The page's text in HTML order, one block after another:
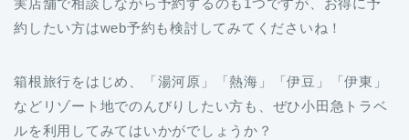
実店舗で相談しながら予約するのも1つですが、お得に予
約したい方はweb予約も検討してみてくださいね！
箱根旅行をはじめ、「湯河原」「熱海」「伊豆」「伊東」
などリゾート地でのんびりしたい方も、ぜひ小田急トラベ
ルを利用してみてはいかがでしょうか？